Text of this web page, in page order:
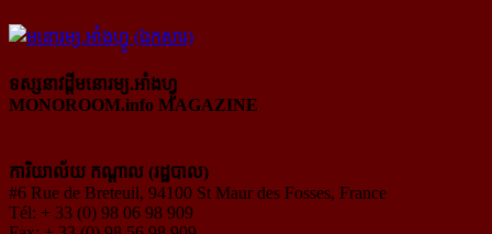
ទស្សនាវដ្ដីមនោរម្យ.អាំងហ្វូ
MONOROOM.info MAGAZINE
ការិយាល័យ កណ្ដាល (រដ្ឋបាល)
#6 Rue de Breteuil, 94100 St Maur des Fosses, France
Tél: + 33 (0) 98 06 98 909